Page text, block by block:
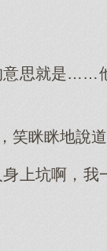
意思就是……
笑眯眯地說道
上坑啊，我